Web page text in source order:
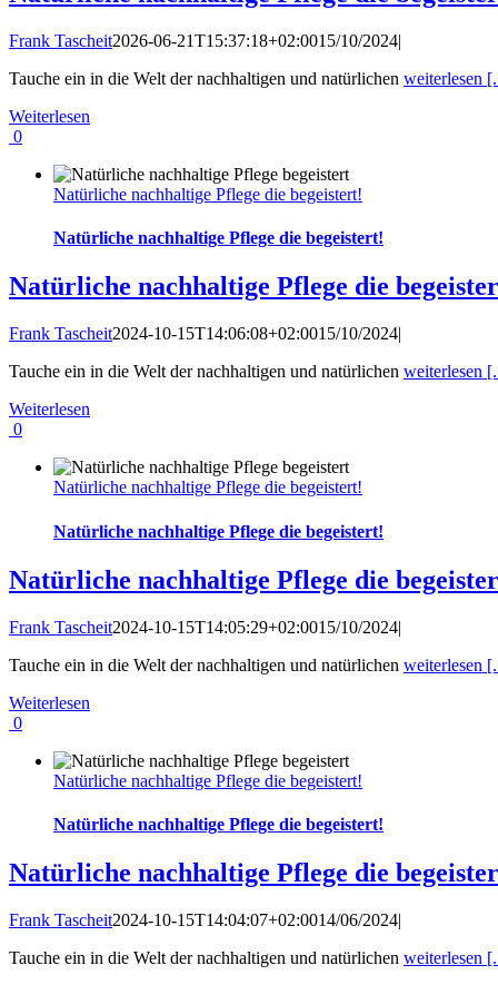
Frank Tascheit2026-06-21T15:37:18+02:0015/10/2024|
Tauche ein in die Welt der nachhaltigen und natürlichen weiterlesen
Weiterlesen
0
Natürliche nachhaltige Pflege die begeistert!
Natürliche nachhaltige Pflege die begeistert!
Natürliche nachhaltige Pflege die
Frank Tascheit2024-10-15T14:06:08+02:0015/10/2024|
Tauche ein in die Welt der nachhaltigen und natürlichen weiterlesen
Weiterlesen
0
Natürliche nachhaltige Pflege die begeistert!
Natürliche nachhaltige Pflege die begeistert!
Natürliche nachhaltige Pflege die
Frank Tascheit2024-10-15T14:05:29+02:0015/10/2024|
Tauche ein in die Welt der nachhaltigen und natürlichen weiterlesen
Weiterlesen
0
Natürliche nachhaltige Pflege die begeistert!
Natürliche nachhaltige Pflege die begeistert!
Natürliche nachhaltige Pflege die
Frank Tascheit2024-10-15T14:04:07+02:0014/06/2024|
Tauche ein in die Welt der nachhaltigen und natürlichen weiterlesen